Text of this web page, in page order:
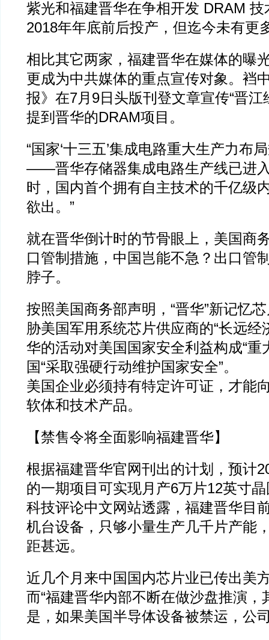
紫光和福建晋华在争相开发 DRAM 技
2018年年底前后投产，但迄今未有更
相比其它两家，福建晋华在媒体的曝
更成为中共媒体的重点宣传对象。裆
报》在7月9日头版刊登文章宣传“晋江
提到晋华的DRAM项目。
“国家‘十三五’集成电路重大生产力布
——晋华存储器集成电路生产线已进
时，国内首个拥有自主技术的千亿级
欲出。”
就在晋华倒计时的节骨眼上，美国商
口管制措施，中国岂能不急？出口管
脖子。
按照美国商务部声明，“晋华”新记忆
胁美国军用系统芯片供应商的“长远经
华的活动对美国国家安全利益构成“重
国“采取强硬行动维护国家安全”。
美国企业必须持有特定许可证，才能
软体和技术产品。
【禁售令将全面影响福建晋华】
根据福建晋华官网刊出的计划，预计
的一期项目可实现月产6万片12英寸
科技评论中文网站透露，福建晋华目
机台设备，只够小量生产几千片产能
距甚远。
近几个月来中国国内芯片业已传出美
而“福建晋华内部不断在做沙盘推演，
是，如果美国半导体设备被禁运，公